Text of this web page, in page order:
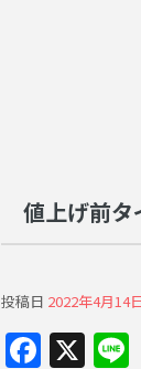
値上げ前タ
投稿日 2022年4月14
F X